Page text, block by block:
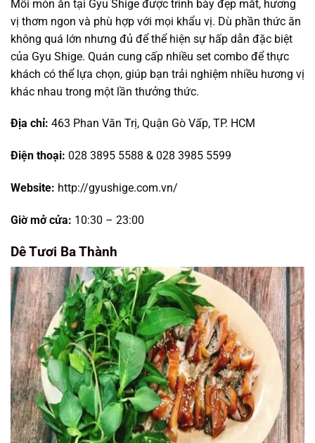
Mỗi món ăn tại Gyu Shige được trình bày đẹp mắt, hương
vị thơm ngon và phù hợp với mọi khẩu vị. Dù phần thức ăn
không quá lớn nhưng đủ để thể hiện sự hấp dẫn đặc biệt
của Gyu Shige. Quán cung cấp nhiều set combo để thực
khách có thể lựa chọn, giúp bạn trải nghiệm nhiều hương vị
khác nhau trong một lần thưởng thức.
Địa chỉ: 463 Phan Văn Trị, Quận Gò Vấp, TP. HCM
Điện thoại: 028 3895 5588 & 028 3985 5599
Website: http://gyushige.com.vn/
Giờ mở cửa: 10:30 – 23:00
Dê Tươi Ba Thành